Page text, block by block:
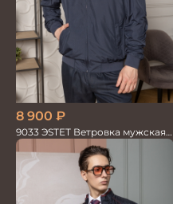
8 900 ₽
9033 ЭSTET Ветровка мужская
синий